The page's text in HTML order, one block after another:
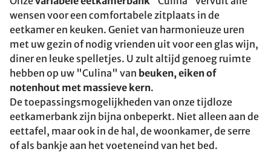
wensen voor een comfortabele zitplaats in de
eetkamer en keuken. Geniet van harmonieuze uren
met uw gezin of nodig vrienden uit voor een glas wijn,
diner en leuke spelletjes. U zult altijd genoeg ruimte
hebben op uw "Culina" van beuken, eiken of
notenhout met massieve kern.
De toepassingsmogelijkheden van onze tijdloze
eetkamerbank zijn bijna onbeperkt. Niet alleen aan de
eettafel, maar ook in de hal, de woonkamer, de serre
of als bankje aan het voeteneind van het bed.